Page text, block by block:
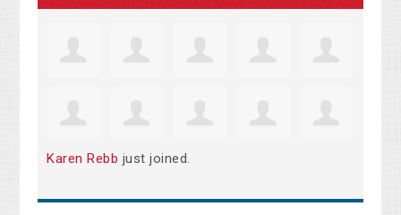
Karen Rebb just joined.